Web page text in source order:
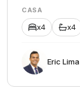
CASA
x4 x4
Eric Lima